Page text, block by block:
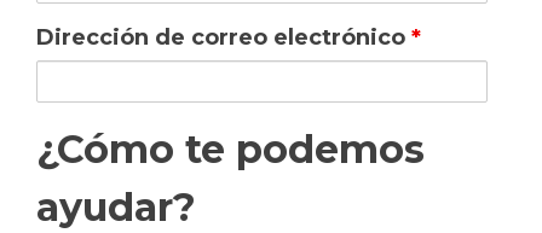
Dirección de correo electrónico *
¿Cómo te podemos
ayudar?